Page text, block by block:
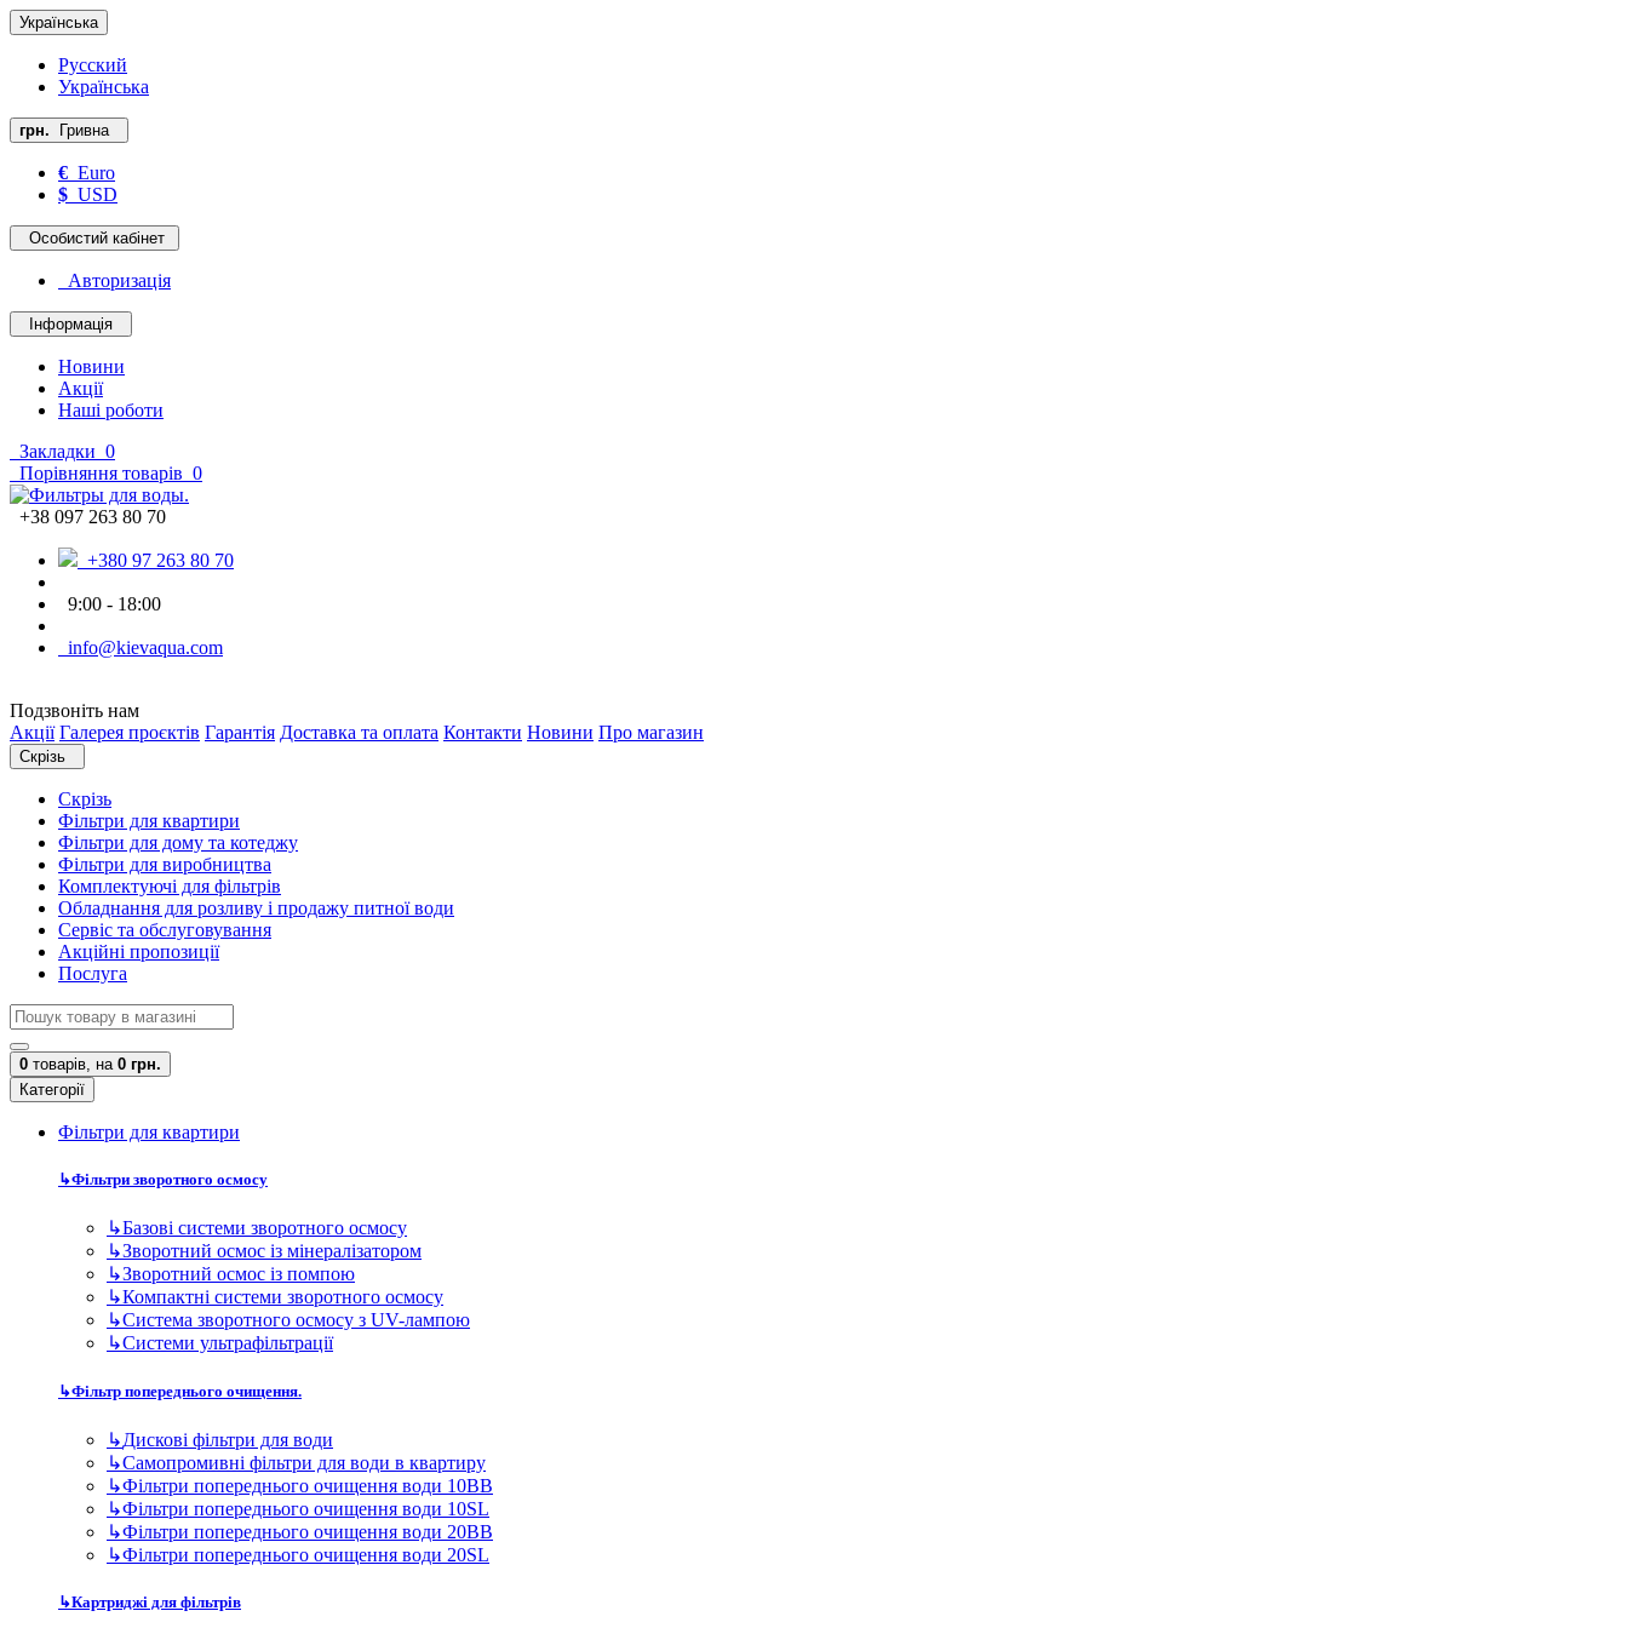
Українська
Русский
Українська
грн. Гривна
€ Euro
$ USD
Особистий кабінет
Авторизація
Інформація
Новини
Акції
Наші роботи
Закладки 0
Порівняння товарів 0
+38 097 263 80 70
+380 97 263 80 70
9:00 - 18:00
info@kievaqua.com
Подзвоніть нам
Акції Галерея проєктів Гарантія Доставка та оплата Контакти Новини Про магазин
Скрізь
Скрізь
Фільтри для квартири
Фільтри для дому та котеджу
Фільтри для виробництва
Комплектуючі для фільтрів
Обладнання для розливу і продажу питної води
Сервіс та обслуговування
Акційні пропозиції
Послуга
0 товарів, на 0 грн.
Категорії
Фільтри для квартири
↳Фільтри зворотного осмосу
↳Базові системи зворотного осмосу
↳Зворотний осмос із мінералізатором
↳Зворотний осмос із помпою
↳Компактні системи зворотного осмосу
↳Система зворотного осмосу з UV-лампою
↳Системи ультрафільтрації
↳Фільтр попереднього очищення.
↳Дискові фільтри для води
↳Самопромивні фільтри для води в квартиру
↳Фільтри попереднього очищення води 10BB
↳Фільтри попереднього очищення води 10SL
↳Фільтри попереднього очищення води 20BB
↳Фільтри попереднього очищення води 20SL
↳Картриджі для фільтрів